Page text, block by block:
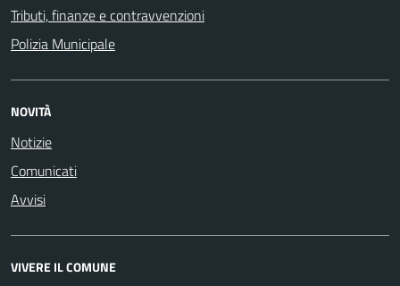
Tributi, finanze e contravvenzioni
Polizia Municipale
NOVITÀ
Notizie
Comunicati
Avvisi
VIVERE IL COMUNE